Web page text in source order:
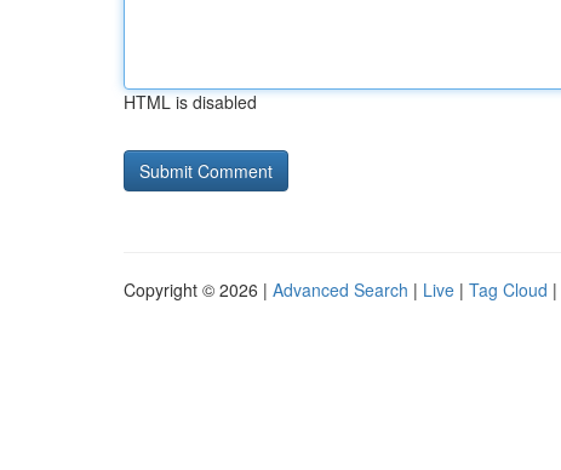
HTML is disabled
Copyright © 2026 | Advanced Search | Live | Tag Cloud |